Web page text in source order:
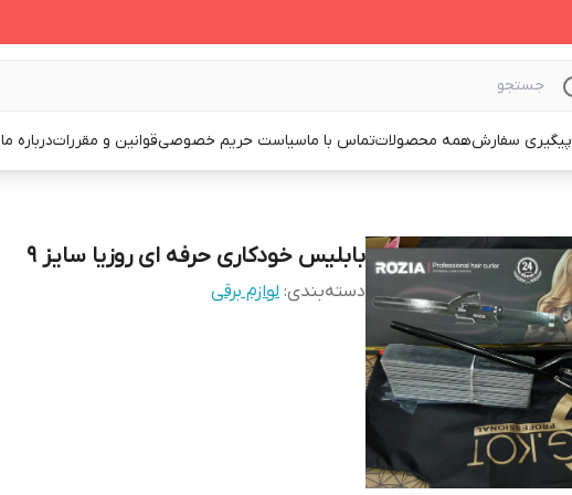
پیگیری سفارشهمه محصولاتتماس با ماسیاست حریم خصوصیقوانین و مقرراتدرباره ما
بابلیس خودکاری حرفه ای روزیا سایز ۹
دسته‌بندی: لوازم برقی